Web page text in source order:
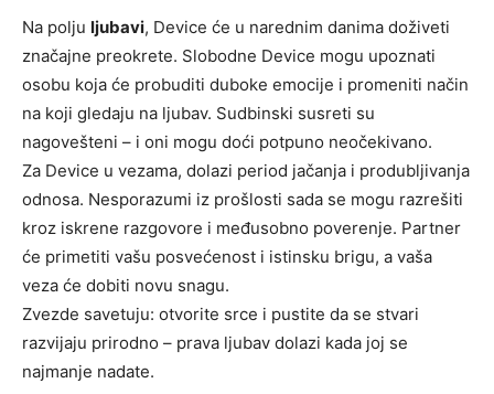
Na polju ljubavi, Device će u narednim danima doživeti
značajne preokrete. Slobodne Device mogu upoznati
osobu koja će probuditi duboke emocije i promeniti način
na koji gledaju na ljubav. Sudbinski susreti su
nagovešteni – i oni mogu doći potpuno neočekivano.
Za Device u vezama, dolazi period jačanja i produbljivanja
odnosa. Nesporazumi iz prošlosti sada se mogu razrešiti
kroz iskrene razgovore i međusobno poverenje. Partner
će primetiti vašu posvećenost i istinsku brigu, a vaša
veza će dobiti novu snagu.
Zvezde savetuju: otvorite srce i pustite da se stvari
razvijaju prirodno – prava ljubav dolazi kada joj se
najmanje nadate.